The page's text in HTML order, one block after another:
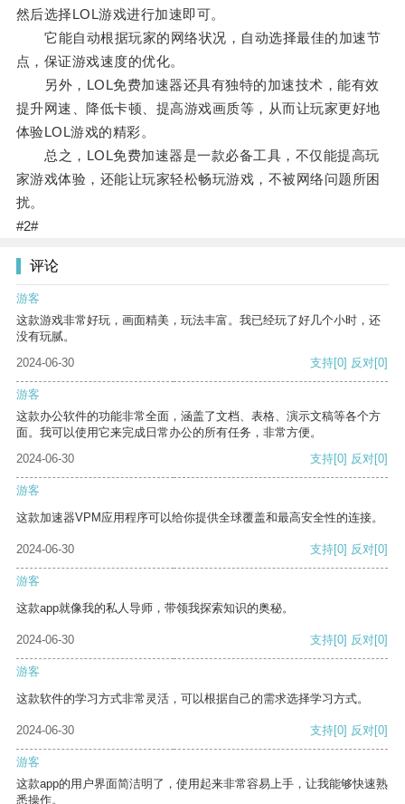
然后选择LOL游戏进行加速即可。
它能自动根据玩家的网络状况，自动选择最佳的加速节
点，保证游戏速度的优化。
另外，LOL免费加速器还具有独特的加速技术，能有效
提升网速、降低卡顿、提高游戏画质等，从而让玩家更好地
体验LOL游戏的精彩。
总之，LOL免费加速器是一款必备工具，不仅能提高玩
家游戏体验，还能让玩家轻松畅玩游戏，不被网络问题所困
扰。
#2#
评论
游客
这款游戏非常好玩，画面精美，玩法丰富。我已经玩了好几个小时，还
没有玩腻。
2024-06-30
支持[0] 反对[0]
游客
这款办公软件的功能非常全面，涵盖了文档、表格、演示文稿等各个方
面。我可以使用它来完成日常办公的所有任务，非常方便。
2024-06-30
支持[0] 反对[0]
游客
这款加速器VPM应用程序可以给你提供全球覆盖和最高安全性的连接。
2024-06-30 支持[0] 反对[0]
游客
这款app就像我的私人导师，带领我探索知识的奥秘。
2024-06-30 支持[0] 反对[0]
游客
这款软件的学习方式非常灵活，可以根据自己的需求选择学习方式。
2024-06-30 支持[0] 反对[0]
游客
这款app的用户界面简洁明了，使用起来非常容易上手，让我能够快速熟
悉操作。